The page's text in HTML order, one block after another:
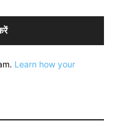
Learn how your